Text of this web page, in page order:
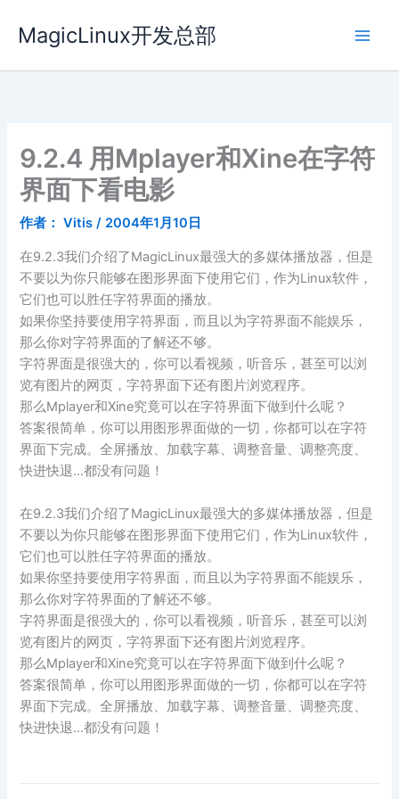
容
MagicLinux开发总部
9.2.4 用Mplayer和Xine在字符
界面下看电影
作者： Vitis/ 2004年1月10日
在9.2.3我们介绍了MagicLinux最强大的多媒体播放器，但是
不要以为你只能够在图形界面下使用它们，作为Linux软件，
它们也可以胜任字符界面的播放。
如果你坚持要使用字符界面，而且以为字符界面不能娱乐，
那么你对字符界面的了解还不够。
字符界面是很强大的，你可以看视频，听音乐，甚至可以浏
览有图片的网页，字符界面下还有图片浏览程序。
那么Mplayer和Xine究竟可以在字符界面下做到什么呢？
答案很简单，你可以用图形界面做的一切，你都可以在字符
界面下完成。全屏播放、加载字幕、调整音量、调整亮度、
快进快退…都没有问题！
在9.2.3我们介绍了MagicLinux最强大的多媒体播放器，但是
不要以为你只能够在图形界面下使用它们，作为Linux软件，
它们也可以胜任字符界面的播放。
如果你坚持要使用字符界面，而且以为字符界面不能娱乐，
那么你对字符界面的了解还不够。
字符界面是很强大的，你可以看视频，听音乐，甚至可以浏
览有图片的网页，字符界面下还有图片浏览程序。
那么Mplayer和Xine究竟可以在字符界面下做到什么呢？
答案很简单，你可以用图形界面做的一切，你都可以在字符
界面下完成。全屏播放、加载字幕、调整音量、调整亮度、
快进快退…都没有问题！